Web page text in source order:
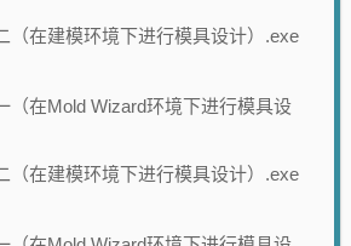
在建模环境下进行模具设计）.exe
在Mold Wizard环境下进行模具设
在建模环境下进行模具设计）.exe